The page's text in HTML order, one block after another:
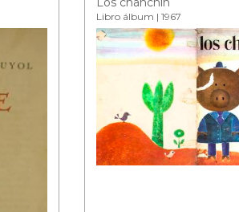
Libro álbum | 1967